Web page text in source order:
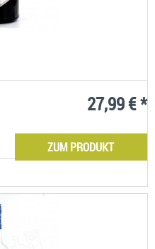
27,99 € *
ZUM PRODUKT